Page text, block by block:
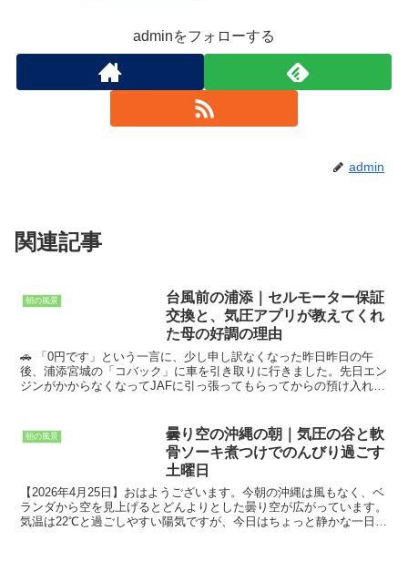
adminをフォローする
admin
関連記事
朝の風景
台風前の浦添｜セルモーター保証
交換と、気圧アプリが教えてくれ
た母の好調の理由
🚗 「0円です」という一言に、少し申し訳なくなった昨日昨日の午
後、浦添宮城の「コバック」に車を引き取りに行きました。先日エン
ジンがかからなくなってJAFに引っ張ってもらってからの預け入れ
朝の風景
曇り空の沖縄の朝｜気圧の谷と軟
骨ソーキ煮つけでのんびり過ごす
土曜日
【2026年4月25日】おはようございます。今朝の沖縄は風もなく、ベ
ランダから空を見上げるとどんよりとした曇り空が広がっています。
気温は22℃と過ごしやすい陽気ですが、今日はちょっと静かな一日に